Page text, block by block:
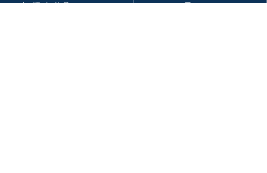
杯/瓶/壺/飲具
50~100元